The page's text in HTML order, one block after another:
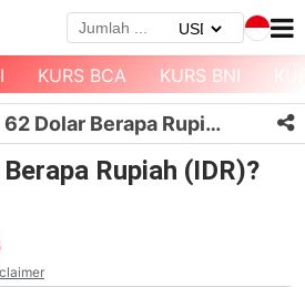
KURS BCA KURS BNI
62 Dolar Berapa Rupiah?
Rupiah (IDR)?